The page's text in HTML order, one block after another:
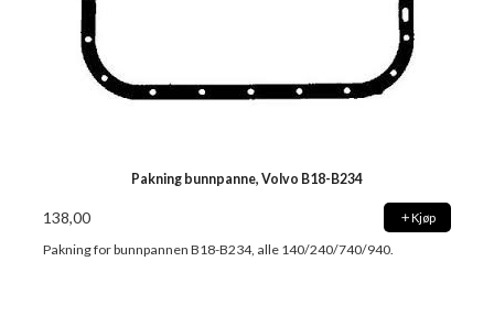
Pakning bunnpanne, Volvo B18-B234
138,00 Kjøp
Pakning for bunnpannen B18-B234, alle 140/240/740/940.